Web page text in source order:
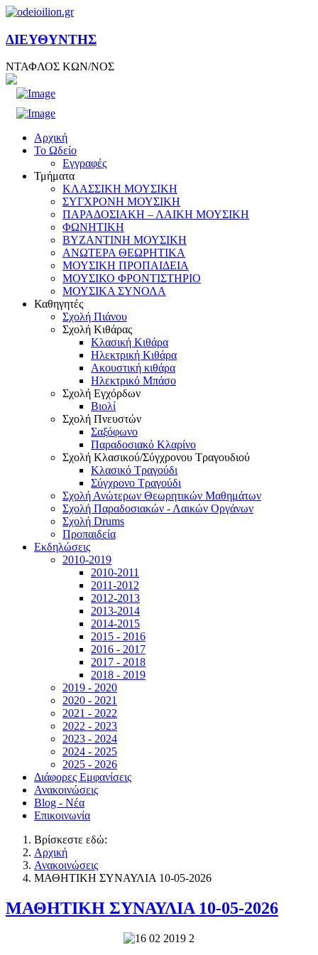
ΔΙΕΥΘΥΝΤΗΣ
ΝΤΑΦΛΟΣ ΚΩΝ/ΝΟΣ
Αρχική
Το Ωδείο
Εγγραφές
Τμήματα
ΚΛΑΣΣΙΚΗ ΜΟΥΣΙΚΗ
ΣΥΓΧΡΟΝΗ ΜΟΥΣΙΚΗ
ΠΑΡΑΔΟΣΙΑΚΗ – ΛΑΙΚΗ ΜΟΥΣΙΚΗ
ΦΩΝΗΤΙΚΗ
ΒΥΖΑΝΤΙΝΗ ΜΟΥΣΙΚΗ
ΑΝΩΤΕΡΑ ΘΕΩΡΗΤΙΚΑ
ΜΟΥΣΙΚΗ ΠΡΟΠΑΙΔΕΙΑ
ΜΟΥΣΙΚΟ ΦΡΟΝΤΙΣΤΗΡΙΟ
ΜΟΥΣΙΚΑ ΣΥΝΟΛΑ
Καθηγητές
Σχολή Πιάνου
Σχολή Κιθάρας
Κλασική Κιθάρα
Ηλεκτρική Κιθάρα
Ακουστική κιθάρα
Ηλεκτρικό Μπάσο
Σχολή Εγχόρδων
Βιολί
Σχολή Πνευστών
Σαξόφωνο
Παραδοσιακό Κλαρίνο
Σχολή Κλασικού/Σύγχρονου Τραγουδιού
Κλασικό Τραγούδι
Σύγχρονο Τραγούδι
Σχολή Ανώτερων Θεωρητικών Μαθημάτων
Σχολή Παραδοσιακών - Λαικών Οργάνων
Σχολή Drums
Προπαιδεία
Εκδηλώσεις
2010-2019
2010-2011
2011-2012
2012-2013
2013-2014
2014-2015
2015 - 2016
2016 - 2017
2017 - 2018
2018 - 2019
2019 - 2020
2020 - 2021
2021 - 2022
2022 - 2023
2023 - 2024
2024 - 2025
2025 - 2026
Διάφορες Εμφανίσεις
Ανακοινώσεις
Blog - Νέα
Επικοινωνία
Βρίσκεστε εδώ:
Αρχική
Ανακοινώσεις
ΜΑΘΗΤΙΚΗ ΣΥΝΑΥΛΙΑ 10-05-2026
ΜΑΘΗΤΙΚΗ ΣΥΝΑΥΛΙΑ 10-05-2026